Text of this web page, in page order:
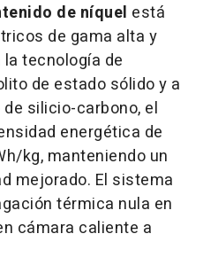
de níquel está
de gama alta y
tecnología de
de estado sólido y a
silicio-carbono, el
energética de
kg, manteniendo un
mejorado. El sistema
térmica nula en
cámara caliente a